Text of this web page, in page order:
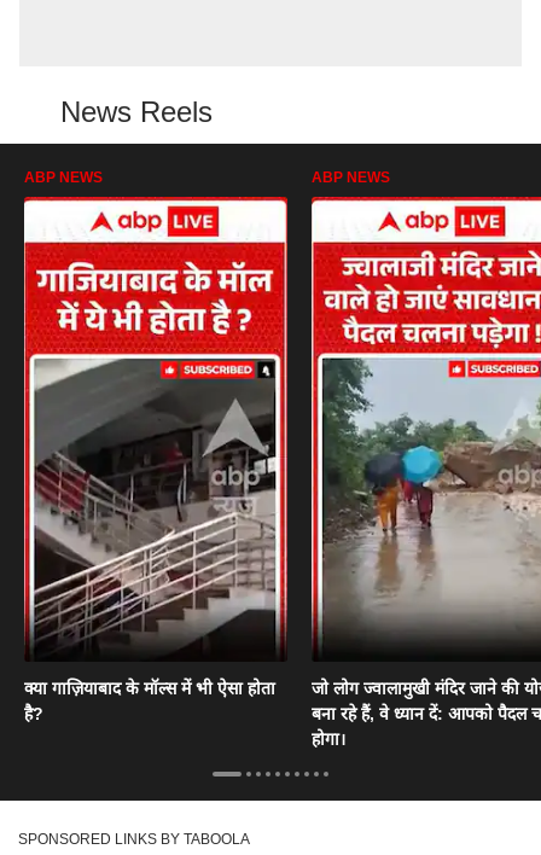
News Reels
ABP NEWS
क्या गाज़ियाबाद के मॉल्स में भी ऐसा होता
है?
ABP NEWS
जो लोग ज्वालामुखी मंदिर जाने की
बना रहे हैं, वे ध्यान दें: आपको पैदल
होगा।
SPONSORED LINKS BY TABOOLA